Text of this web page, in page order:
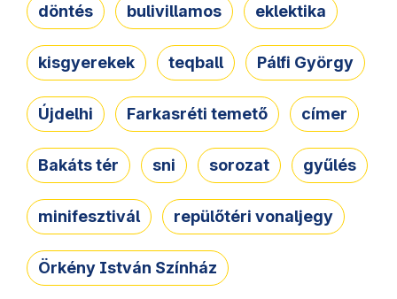
döntés bulivillamos eklektika
kisgyerekek teqball Pálfi György
Újdelhi Farkasréti temető címer
Bakáts tér sni sorozat gyűlés
minifesztivál repülőtéri vonaljegy
Örkény István Színház